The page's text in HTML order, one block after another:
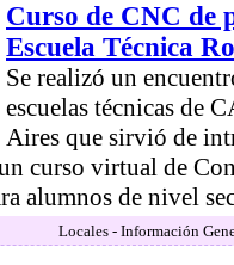
Curso de CNC de
Escuela Técnica
Se realizó un
escuelas técnicas de
Aires que sirvió de
curso virtual de
alumnos de nivel
Locales - Información